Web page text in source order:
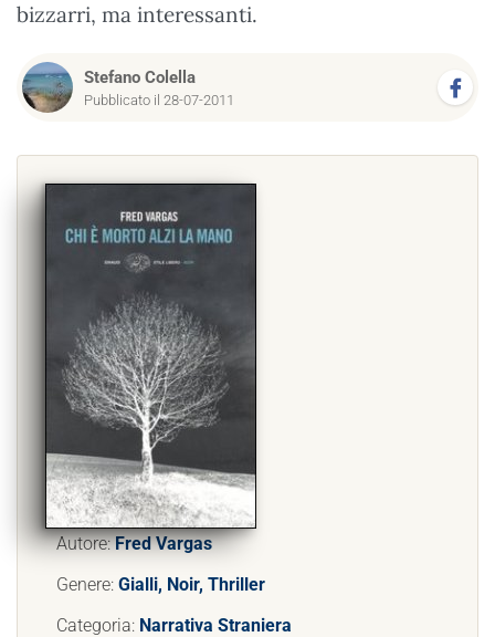
bizzarri, ma interessanti.
Stefano Colella
Pubblicato il 28-07-2011
Autore:Fred Vargas
Genere: Gialli, Noir, Thriller
Categoria: Narrativa Straniera